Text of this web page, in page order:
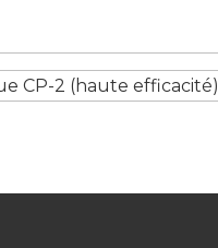
CP-2 (haute efficacité)